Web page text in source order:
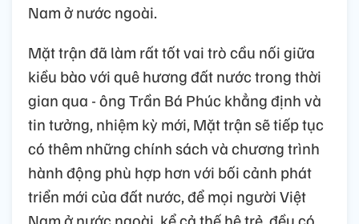
Nam ở nước ngoài.
Mặt trận đã làm rất tốt vai trò cầu nối giữa
kiều bào với quê hương đất nước trong thời
gian qua - ông Trần Bá Phúc khẳng định và
tin tưởng, nhiệm kỳ mới, Mặt trận sẽ tiếp tục
có thêm những chính sách và chương trình
hành động phù hợp hơn với bối cảnh phát
triển mới của đất nước, để mọi người Việt